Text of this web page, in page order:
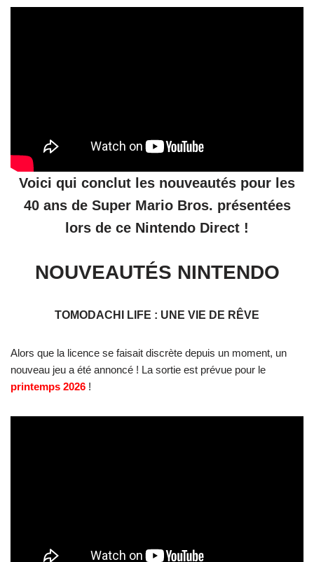
Voici qui conclut les nouveautés pour les
40 ans de Super Mario Bros. présentées
lors de ce Nintendo Direct !
NOUVEAUTÉS NINTENDO
TOMODACHI LIFE : UNE VIE DE RÊVE
Alors que la licence se faisait discrète depuis un moment, un
nouveau jeu a été annoncé ! La sortie est prévue pour le
printemps 2026 !